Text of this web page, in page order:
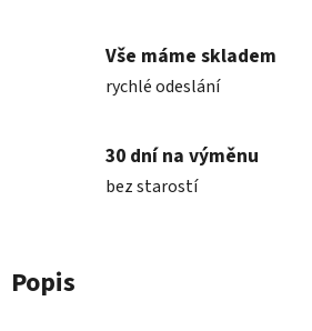
Vše máme skladem
rychlé odeslání
30 dní na výměnu
bez starostí
Popis